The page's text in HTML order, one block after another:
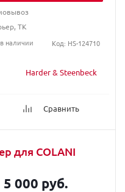
Harder & Steenbeck
Сравнить
ТК
в наличии
Код: HS-124710
для COLANI
5 000 руб.